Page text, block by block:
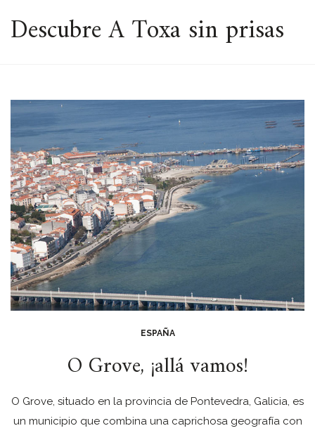
ESPACIO
Descubre A Toxa sin prisas
ESPAÑA
O Grove, ¡allá vamos!
O Grove, situado en la provincia de Pontevedra, Galicia, es
un municipio que combina una caprichosa geografía con